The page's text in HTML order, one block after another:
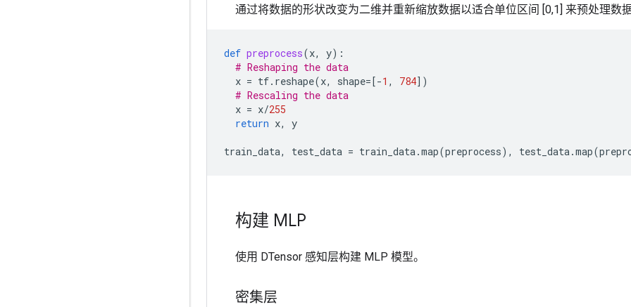
通过将数据的形状改变为二维并重新缩放数据以适合单位区间 [0,1] 来预处理数据
def preprocess(x, y):
# Reshaping the data
x = tf. reshape(x, shape=[-1 , 784])
# Rescaling the data
x = x/255
return x, y
train_data, test_data = train_data.map(preprocess), test_data.map(
构建 MLP
使用 DTensor 感知层构建 MLP 模型。
密集层